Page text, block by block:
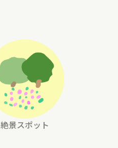
絶景スポット